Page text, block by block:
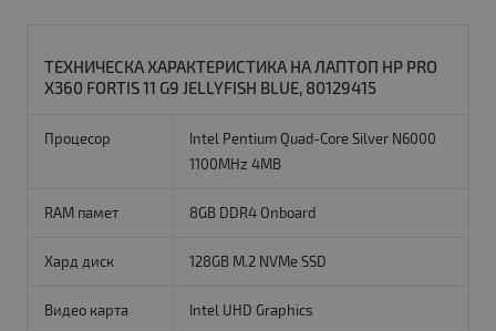
ТЕХНИЧЕСКА ХАРАКТЕРИСТИКА НА ЛАПТОП HP PRO
X360 FORTIS 11 G9 JELLYFISH BLUE, 80129415
Процесор
Intel Pentium Quad-Core Silver N6000
1100MHz 4MB
RAM памет 8GB DDR4 Onboard
Хард диск 128GB M.2 NVMe SSD
Видео карта Intel UHD Graphics